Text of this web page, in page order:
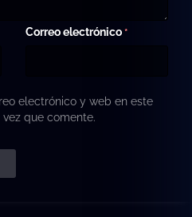
Correo electrónico *
electrónico y web en este
que comente.